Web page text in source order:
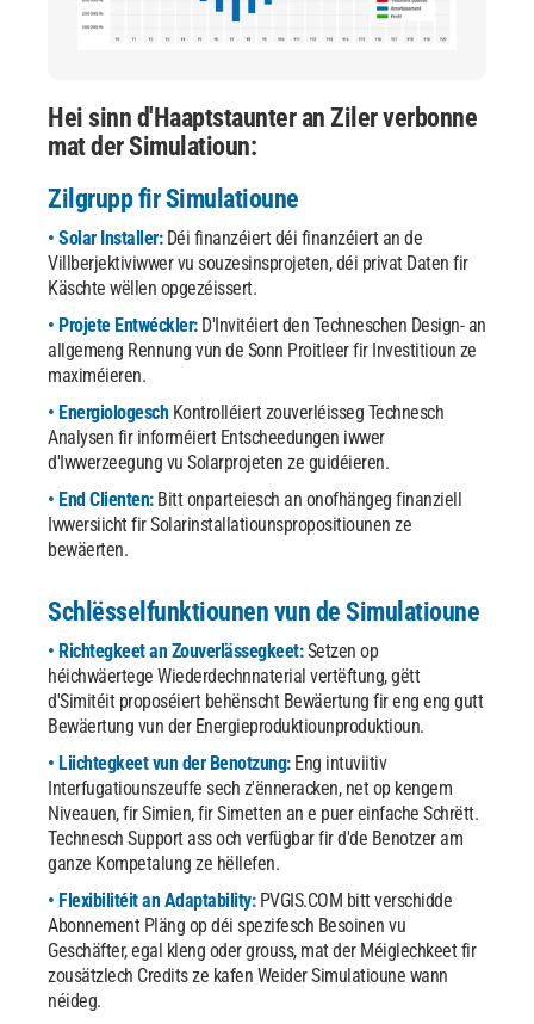
Hei sinn d'Haaptstaunter an Ziler verbonne
mat der Simulatioun:
Zilgrupp fir Simulatioune
• Solar Installer: Déi finanzéiert déi finanzéiert an de
Villberjektiviwwer vu souzesinsprojeten, déi privat Daten fir
Käschte wëllen opgezéissert.
• Projete Entwéckler: D'Invitéiert den Techneschen Design- an
allgemeng Rennung vun de Sonn Proitleer fir Investitioun ze
maximéieren.
• Energiologesch Kontrolléiert zouverléisseg Technesch
Analysen fir informéiert Entscheedungen iwwer
d'Iwwerzeegung vu Solarprojeten ze guidéieren.
• End Clienten: Bitt onparteiesch an onofhängeg finanziell
Iwwersiicht fir Solarinstallatiounspropositiounen ze
bewäerten.
Schlësselfunktiounen vun de Simulatioune
• Richtegkeet an Zouverlässegkeet:Setzen op
héichwäertege Wiederdechnnaterial vertëftung, gëtt
d'Simitéit proposéiert behënscht Bewäertung fir eng eng gutt
Bewäertung vun der Energieproduktiounproduktioun.
• Liichtegkeet vun der Benotzung: Eng intuviitiv
Interfugatiounszeuffe sech z'ënneracken, net op kengem
Niveauen, fir Simien, fir Simetten an e puer einfache Schrëtt.
Technesch Support ass och verfügbar fir d'de Benotzer am
ganze Kompetalung ze hëllefen.
• Flexibilitéit an Adaptability: PVGIS.COM bitt verschidde
Abonnement Pläng op déi spezifesch Besoinen vu
Geschäfter, egal kleng oder grouss, mat der Méiglechkeet fir
zousätzlech Credits ze kafen Weider Simulatioune wann
néideg.